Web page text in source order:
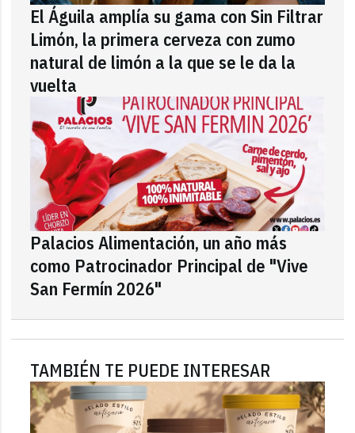
El Águila amplía su gama con Sin Filtrar
Limón, la primera cerveza con zumo
natural de limón a la que se le da la
vuelta
Palacios Alimentación, un año más
como Patrocinador Principal de "Vive
San Fermín 2026"
TAMBIÉN TE PUEDE INTERESAR